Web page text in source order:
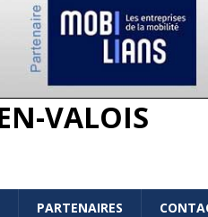
VALOIS
PARTENAIRES